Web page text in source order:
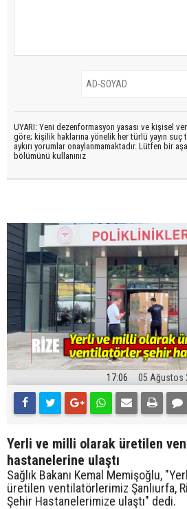
UYARI: Yeni dezenformasyon yasası ve kişisel
göre; kişilik haklarına yönelik her türlü yayın
aykırı yorumlar onaylanmamaktadır. Lütfen bir
bölümünü kullanınız
17:06 05 Ağustos
Yerli ve milli olarak üretilen
hastanelerine ulaştı
Sağlık Bakanı Kemal Memişoğlu,
üretilen ventilatörlerimiz Şanlıurfa,
Şehir Hastanelerimize ulaştı" dedi.